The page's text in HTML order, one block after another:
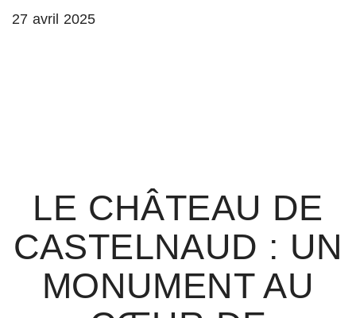
27 avril 2025
LE CHÂTEAU DE
CASTELNAUD : UN
MONUMENT AU